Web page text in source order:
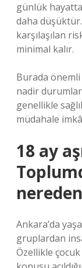
günlük
daha
karşılaşılan
minimal kalır.
Burada
nadir
genellikle
müdahale
18 ay
Ankara’da
gruplardan
Özellikle